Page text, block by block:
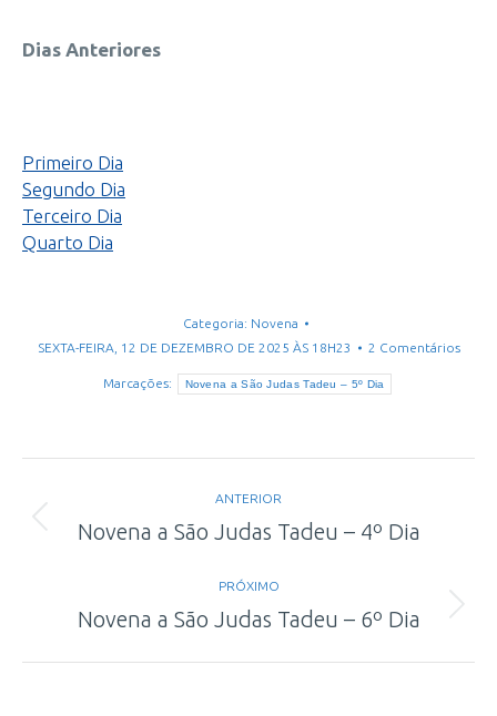
Dias Anteriores
Primeiro Dia
Segundo Dia
Terceiro Dia
Quarto Dia
Categoria: Novena
SEXTA-FEIRA, 12 DE DEZEMBRO DE 2025 ÀS 18H23
2 Comentários
Marcações: Novena a São Judas Tadeu – 5º Dia
de
ANTERIOR
Post
Novena a São Judas Tadeu – 4º Dia
PRÓXIMO
Próximo
Novena a São Judas Tadeu – 6º Dia